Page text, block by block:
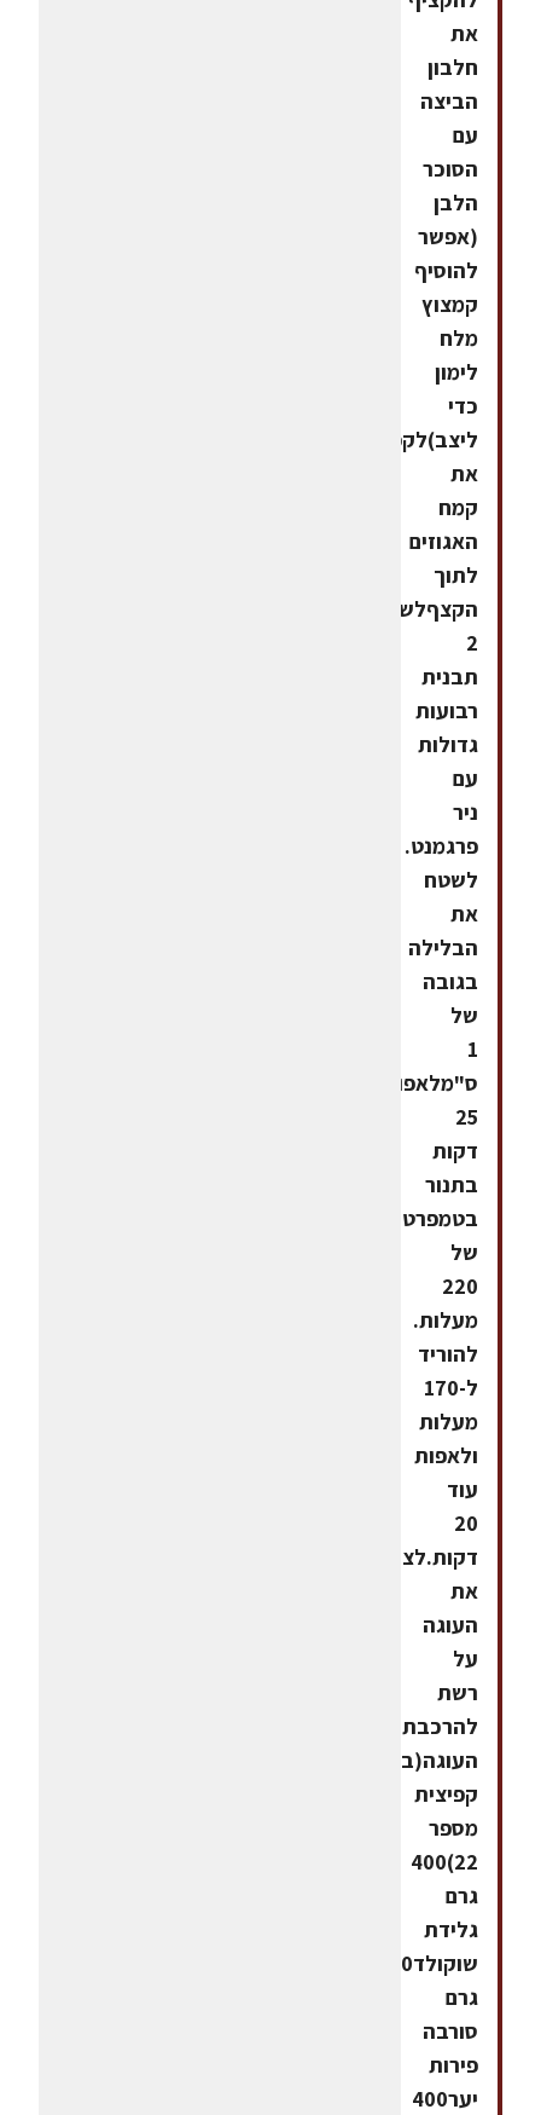
את
חלבון
הביצה
עם
הסוכר
הלבן
(אפשר
להוסיף
קמצוץ
מלח
לימון
כדי
ליצב)לקפל
את
קמח
האגוזים
לתוך
הקצףלשמן
2
תבנית
רבועות
גדולות
עם
ניר
פרגמנט.
לשטח
את
הבלילה
בגובה
של
1
ס"מלאפות
25
דקות
בתנור
בטמפרטורה
של
220
מעלות.
להוריד
ל-170
מעלות
ולאפות
עוד
20
דקות.לצנן
את
העוגה
על
רשת
להרכבת
העוגה(בתבנית
קפיצית
מספר
22)400
גרם
גלידת
שוקולד400
גרם
סורבה
פירות
יער400